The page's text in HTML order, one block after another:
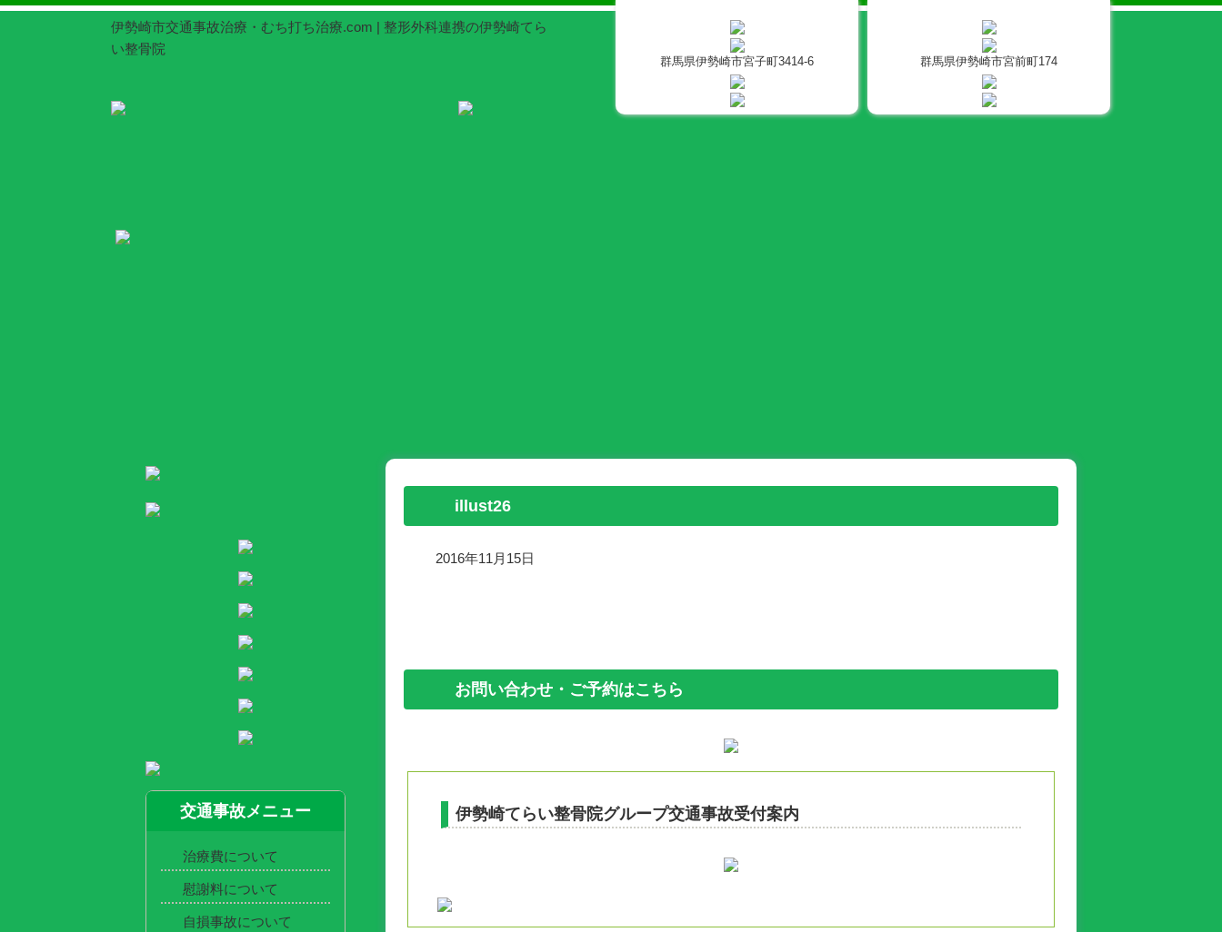
伊勢崎市交通事故治療・むち打ち治療.com | 整形外科連携の伊勢崎てら
い整骨院
群馬県伊勢崎市宮前町174
群馬県伊勢崎市宮子町3414-6
illust26
2016年11月15日
お問い合わせ・ご予約はこちら
伊勢崎てらい整骨院グループ交通事故受付案内
交通事故メニュー
治療費について
慰謝料について
自損事故について